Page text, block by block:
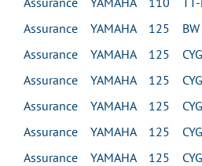
Assurance YAMAHA 125 BW
Assurance YAMAHA 125
Assurance YAMAHA 125
Assurance YAMAHA 125
Assurance YAMAHA 125
Assurance YAMAHA 125